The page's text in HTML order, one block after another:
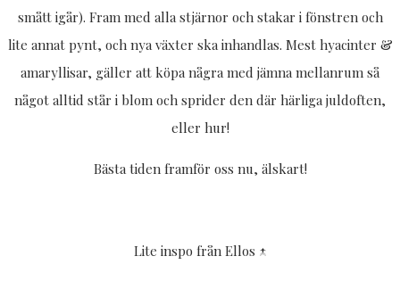
smått igår). Fram med alla stjärnor och stakar i fönstren och
lite annat pynt, och nya växter ska inhandlas. Mest hyacinter &
amaryllisar, gäller att köpa några med jämna mellanrum så
något alltid står i blom och sprider den där härliga juldoften,
eller hur!
Bästa tiden framför oss nu, älskart!
Lite inspo från Ellos ↑